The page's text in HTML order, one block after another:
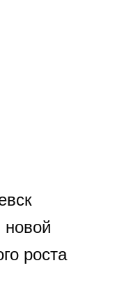
новой
роста